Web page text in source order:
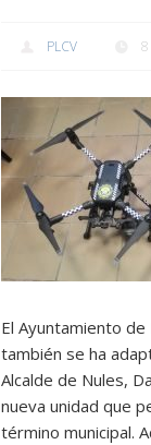
PLCV 8
El Ayuntamiento
también se ha
Alcalde de Nules,
nueva unidad que
término municipal.